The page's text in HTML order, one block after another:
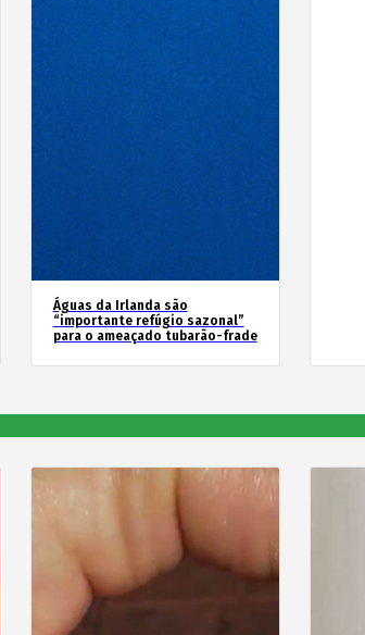
Águas da Irlanda são
“importante refúgio sazonal”
para o ameaçado tubarão-frade